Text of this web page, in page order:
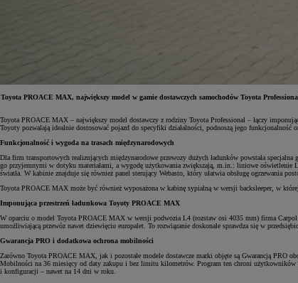
Yaris Cross
HYBRID
Toyota PROACE MAX, największy model w gamie dostawczych samochodów Toyota
Toyota PROACE MAX – największy model dostawczy z rodziny Toyota Professional – łączy
Toyoty pozwalają idealnie dostosować pojazd do specyfiki działalności, podnoszą jego funkcjonalność
Funkcjonalność i wygoda na trasach międzynarodowych
Dla firm transportowych realizujących międzynarodowe przewozy dużych ładunków powstała
go przyjemnymi w dotyku materiałami, a wygodę użytkowania zwiększają, m.in.: liniowe oświetlenie
światła. W kabinie znajduje się również panel sterujący Webasto, który ułatwia obsługę ogrzewania
Toyota PROACE MAX może być również wyposażona w kabinę sypialną w wersji backsleeper, w
Imponująca przestrzeń ładunkowa Toyoty PROACE MAX
W oparciu o model Toyota PROACE MAX w wersji podwozia L4 (rozstaw osi 4035 mm) firma Carpol
umożliwiającą przewóz nawet dziewięciu europalet. To rozwiązanie doskonale sprawdza się w
Gwarancja PRO i dodatkowa ochrona mobilności
Zarówno Toyota PROACE MAX, jak i pozostałe modele dostawcze marki objęte są Gwarancją PRO
Mobilności na 36 miesięcy od daty zakupu i bez limitu kilometrów. Program ten chroni użytkowników
i konfiguracji – nawet na 14 dni w roku.